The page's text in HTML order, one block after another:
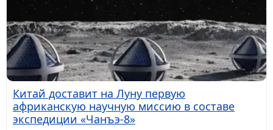
Китай доставит на Луну первую
африканскую научную миссию в составе
экспедиции «Чанъэ-8»